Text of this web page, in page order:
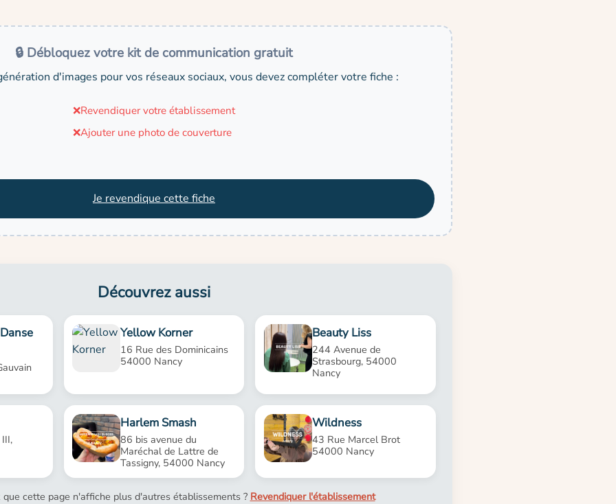
🔒 Débloquez votre kit de communication gratuit
d'images pour vos réseaux sociaux, vous devez compléter votre fiche :
❌Revendiquer votre établissement
❌Ajouter une photo de couverture
Je revendique cette fiche
Découvrez aussi
Yellow Korner
16 Rue des Dominicains
54000 Nancy
Beauty Liss
244 Avenue de
Strasbourg, 54000
Nancy
Harlem Smash
86 bis avenue du
Maréchal de Lattre de
Tassigny, 54000 Nancy
Wildness
43 Rue Marcel Brot
54000 Nancy
que cette page n'affiche plus d'autres établissements ? Revendiquer l'établissement